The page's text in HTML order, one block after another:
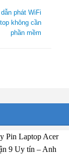
phát WiFi
không cần
phần mềm